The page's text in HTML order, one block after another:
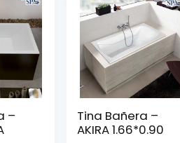
–
Tina Bañera –
AKIRA 1.66*0.90